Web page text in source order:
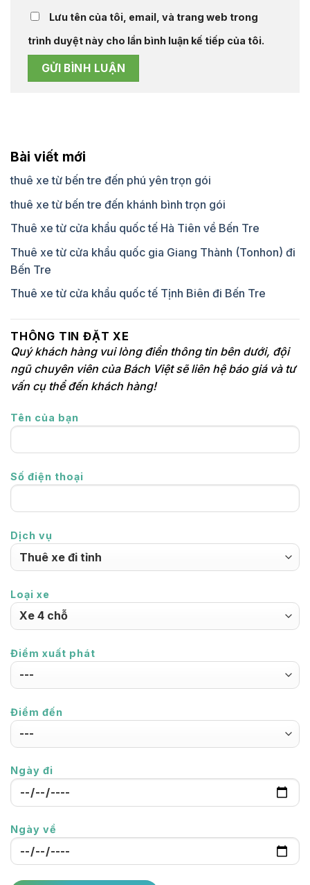
Lưu tên của tôi, email, và trang web trong
trình duyệt này cho lần bình luận kế tiếp của tôi.
Bài viết mới
thuê xe từ bến tre đến phú yên trọn gói
thuê xe từ bến tre đến khánh bình trọn gói
Thuê xe từ cửa khẩu quốc tế Hà Tiên về Bến Tre
Thuê xe từ cửa khẩu quốc gia Giang Thành (Tonhon) đi
Bến Tre
Thuê xe từ cửa khẩu quốc tế Tịnh Biên đi Bến Tre
THÔNG TIN ĐẶT XE
Quý khách hàng vui lòng điền thông tin bên dưới, đội
ngũ chuyên viên của Bách Việt sẽ liên hệ báo giá và tư
vấn cụ thể đến khách hàng!
Tên của bạn
Số điện thoại
Dịch vụ
Loại xe
Điểm xuất phát
Điểm đến
Ngày đi
Ngày về